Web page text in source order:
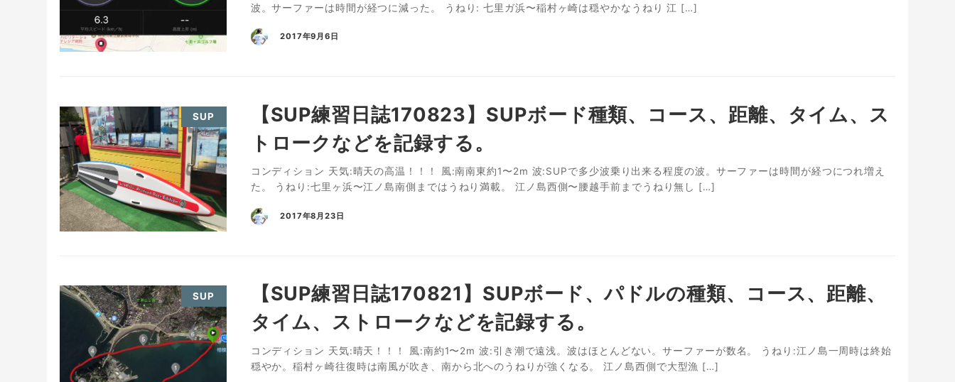
波。サーファーは時間が経つに減った。 うねり: 七里ガ浜〜稲村ヶ崎は穏やかなうねり 江 […]
2017年9月6日
SUP
【SUP練習日誌170823】SUPボード種類、コース、距離、タイム、ス
トロークなどを記録する。
コンディション 天気:晴天の高温！！！ 風:南南東約1〜2m 波:SUPで多少波乗り出来る程度の波。サーファーは時間が経つにつれ増え
た。 うねり:七里ヶ浜〜江ノ島南側まではうねり満載。 江ノ島西側〜腰越手前までうねり無し […]
2017年8月23日
SUP
【SUP練習日誌170821】SUPボード、パドルの種類、コース、距離、
タイム、ストロークなどを記録する。
コンディション 天気:晴天！！！ 風:南約1〜2m 波:引き潮で遠浅。波はほとんどない。サーファーが数名。 うねり:江ノ島一周時は終始
穏やか。稲村ヶ崎往復時は南風が吹き、南から北へのうねりが強くなる。 江ノ島西側で大型漁 […]